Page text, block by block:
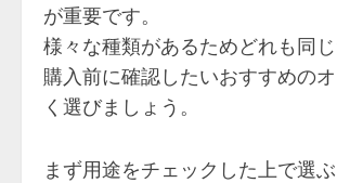
が重要です。
様々な種類があるためどれも同
購入前に確認したいおすすめの
く選びましょう。
まず用途をチェックした上で選